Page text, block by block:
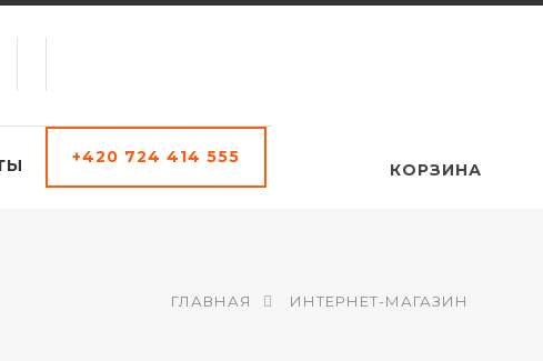
+420 724 414 555
КОРЗИНА
ГЛАВНАЯ ИНТЕРНЕТ-МАГАЗИН